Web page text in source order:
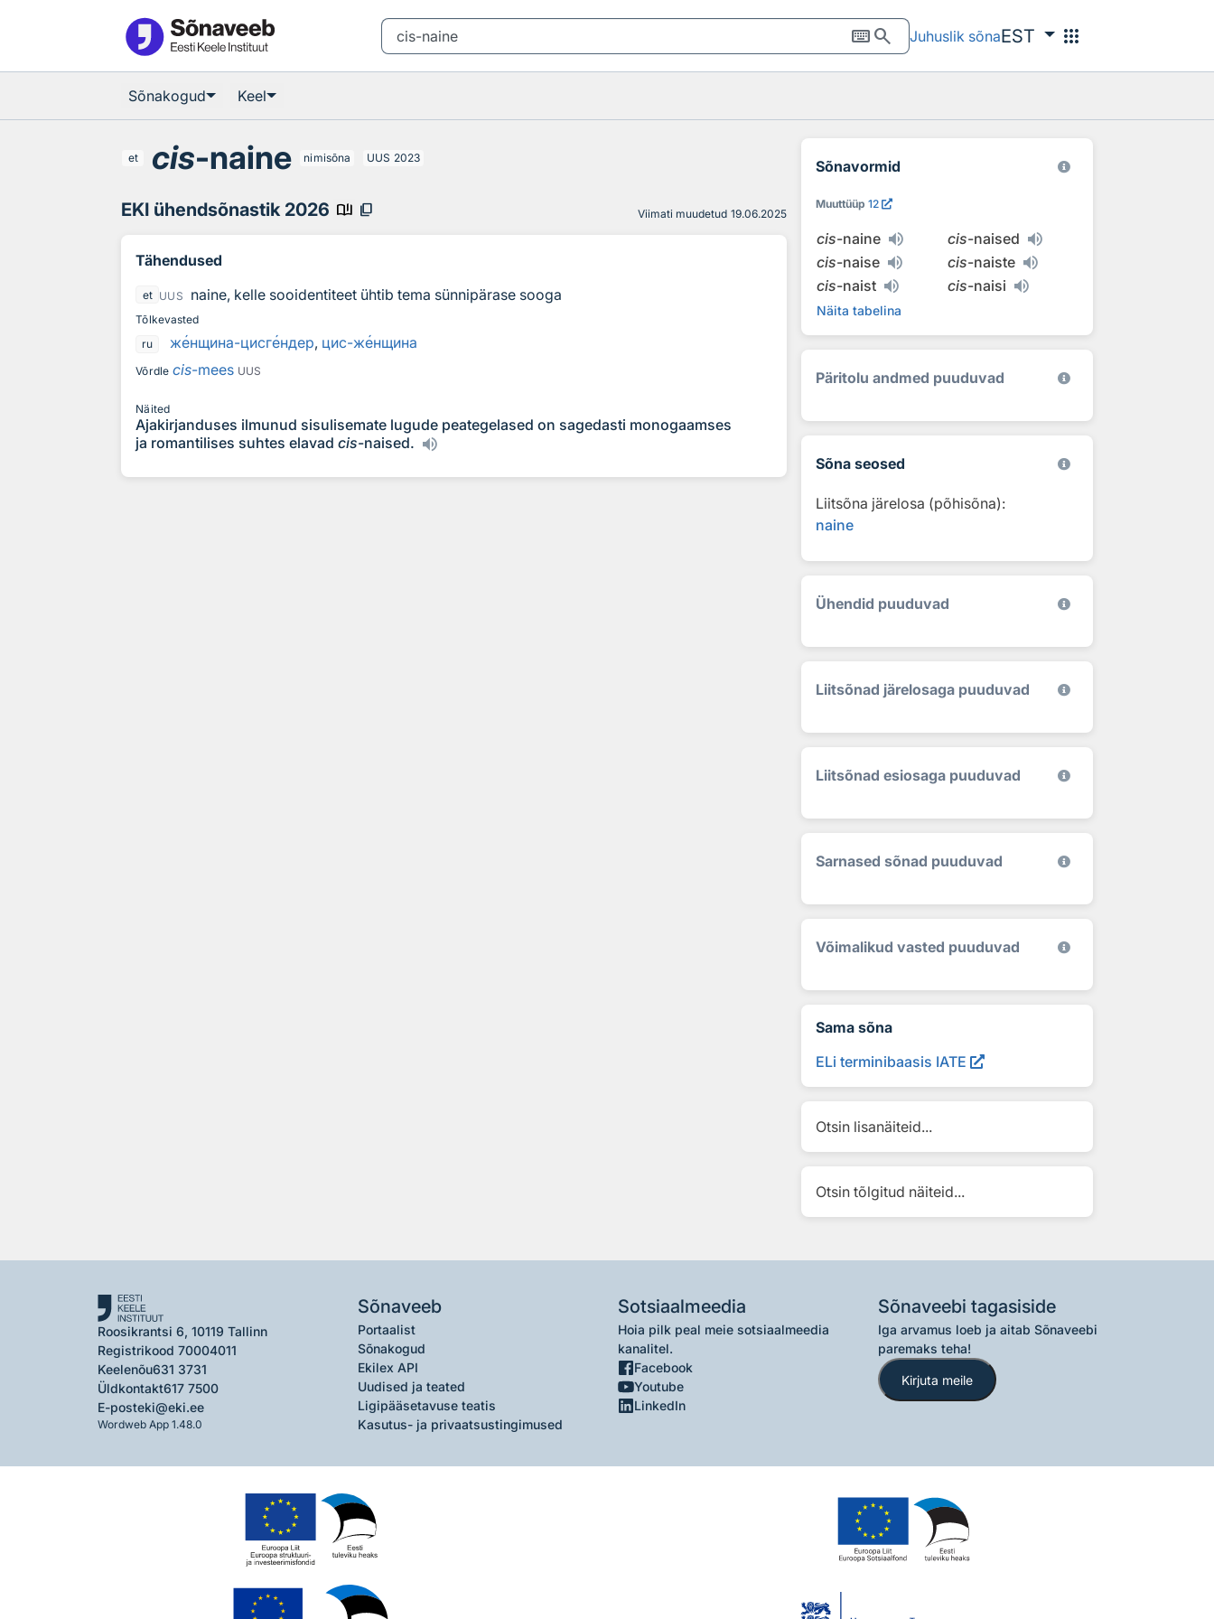
keyboardsearch Juhuslik sõnaEST apps
Sõnakogud Keel
et cis-naine nimisõna UUS 2023
EKI ühendsõnastik 2026 book_ribbon content_copy Viimati muudetud 19.06.2025
Tähendused
et UUS naine, kelle sooidentiteet ühtib tema sünnipärase sooga
Tõlkevasted
ru
женщина-цисгендер, цис-женщина
Võrdle cis-mees UUS
Näited
Ajakirjanduses ilmunud sisulisemate lugude peategelased on sagedasti monogaamses
ja romantilises suhtes elavadcis-naised.
Sõnavormid
Muuttüüp 12
cis-naine cis-naised
cis-naise cis-naiste
cis-naist cis-naisi
Näita tabelina
Päritolu andmed puuduvad
Sõna seosed
Liitsõna järelosa (põhisõna):
naine
Ühendid puuduvad
Liitsõnad järelosaga puuduvad
Liitsõnad esiosaga puuduvad
Sarnased sõnad puuduvad
Võimalikud vasted puuduvad
Sama sõna
ELi terminibaasis IATE
Otsin lisanäiteid...
Otsin tõlgitud näiteid...
Roosikrantsi 6, 10119 Tallinn
Registrikood 70004011
Keelenõu631 3731
Üldkontakt617 7500
E-posteki@eki.ee
Wordweb App 1.48.0
Sõnaveeb
Portaalist
Sõnakogud
Ekilex API
Uudised ja teated
Ligipääsetavuse teatis
Kasutus- ja privaatsustingimused
Sotsiaalmeedia
Hoia pilk peal meie sotsiaalmeedia
kanalitel.
Facebook
Youtube
LinkedIn
Sõnaveebi tagasiside
Iga arvamus loeb ja aitab Sõnaveebi
paremaks teha!
Kirjuta meile